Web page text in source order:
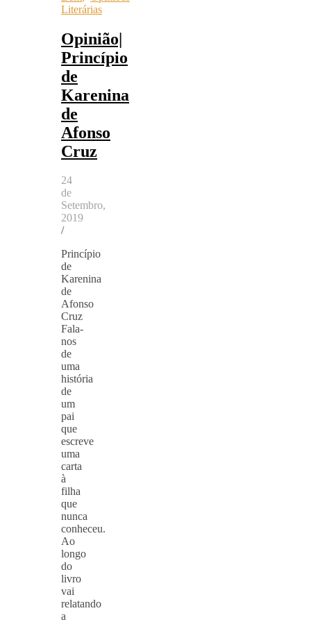
Literárias
Opinião|
Princípio
de
Karenina
de
Afonso
Cruz
24
de
Setembro,
2019
/
Princípio
de
Karenina
de
Afonso
Cruz
Fala-
nos
de
uma
história
de
um
pai
que
escreve
uma
carta
à
filha
que
nunca
conheceu.
Ao
longo
do
livro
vai
relatando
a